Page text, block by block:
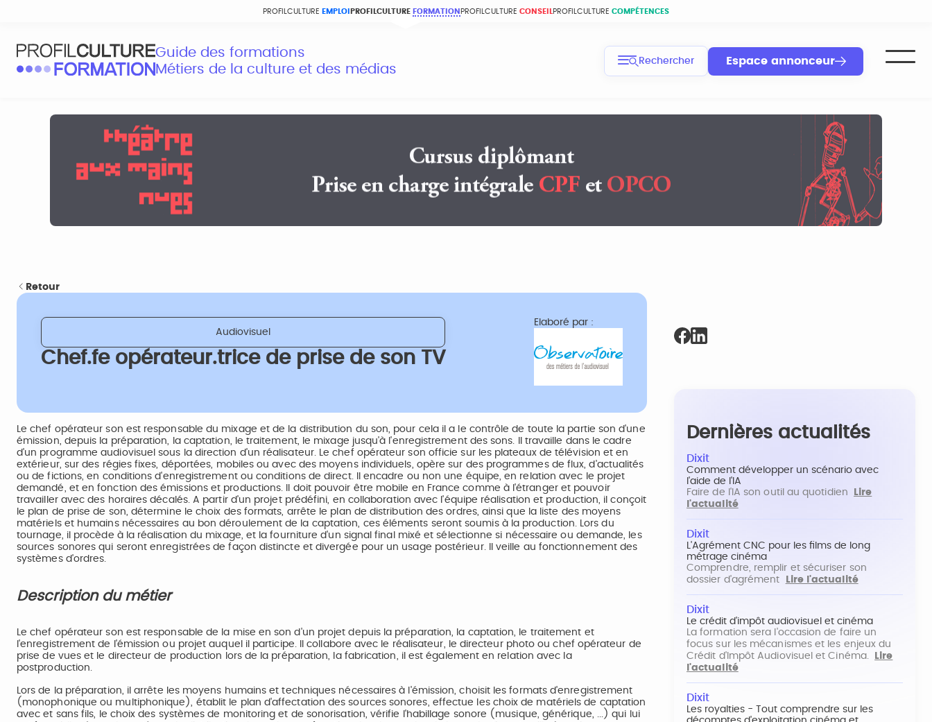
PROFILCULTURE EMPLOI PROFILCULTURE FORMATION PROFILCULTURE CONSEIL PROFILCULTURE COMPÉTENCES
Guide des formations
Métiers de la culture et des médias
Rechercher Espace annonceur
Retour
Audiovisuel
Chef.fe opérateur.trice de prise de son TV
Elaboré par :
Le chef opérateur son est responsable du mixage et de la distribution du son, pour cela il a le contrôle de toute la partie son d'une
émission, depuis la préparation, la captation, le traitement, le mixage jusqu'à l'enregistrement des sons. Il travaille dans le cadre
d'un programme audiovisuel sous la direction d'un réalisateur. Le chef opérateur son officie sur les plateaux de télévision et en
extérieur, sur des régies fixes, déportées, mobiles ou avec des moyens individuels, opère sur des programmes de flux, d'actualités
ou de fictions, en conditions d'enregistrement ou conditions de direct. Il encadre ou non une équipe, en relation avec le projet
demandé, et en fonction des émissions et productions. Il doit pouvoir être mobile en France comme à l'étranger et pouvoir
travailler avec des horaires décalés. A partir d'un projet prédéfini, en collaboration avec l'équipe réalisation et production, il conçoit
le plan de prise de son, détermine le choix des formats, arrête le plan de distribution des ordres, ainsi que la liste des moyens
matériels et humains nécessaires au bon déroulement de la captation, ces éléments seront soumis à la production. Lors du
tournage, il procède à la réalisation du mixage, et la fourniture d'un signal final mixé et sélectionne si nécessaire ou demande, les
sources sonores qui seront enregistrées de façon distincte et divergée pour un usage postérieur. Il veille au fonctionnement des
systèmes d'ordres.
Description du métier
Le chef opérateur son est responsable de la mise en son d'un projet depuis la préparation, la captation, le traitement et
l'enregistrement de l'émission ou projet auquel il participe. Il collabore avec le réalisateur, le directeur photo ou chef opérateur de
prise de vues et le directeur de production lors de la préparation, la fabrication, il est également en relation avec la
postproduction.
Lors de la préparation, il arrête les moyens humains et techniques nécessaires à l'émission, choisit les formats d'enregistrement
(monophonique ou multiphonique), établit le plan d'affectation des sources sonores, effectue les choix de matériels de captation
avec et sans fils, le choix des systèmes de monitoring et de sonorisation, vérifie l'habillage sonore (musique, générique, ...) qui lui
Dernières actualités
Dixit
Comment développer un scénario avec
l'aide de l'IA
Faire de l'IA son outil au quotidien
Lire
l'actualité
Dixit
L'Agrément CNC pour les films de long
métrage cinéma
Comprendre, remplir et sécuriser son
dossier d'agrément
Lire l'actualité
Dixit
Le crédit d'impôt audiovisuel et cinéma
La formation sera l'occasion de faire un
focus sur les mécanismes et les enjeux du
Crédit d'Impôt Audiovisuel et Cinéma.
Lire
l'actualité
Dixit
Les royalties - Tout comprendre sur les